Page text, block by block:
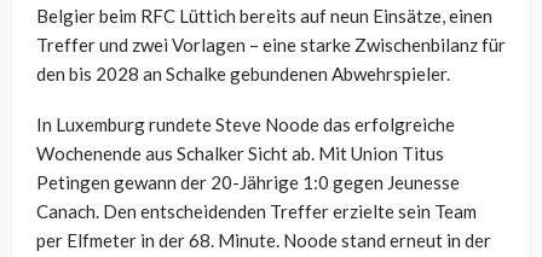
Belgier beim RFC Lüttich bereits auf neun Einsätze, einen
Treffer und zwei Vorlagen – eine starke Zwischenbilanz für
den bis 2028 an Schalke gebundenen Abwehrspieler.
In Luxemburg rundete Steve Noode das erfolgreiche
Wochenende aus Schalker Sicht ab. Mit Union Titus
Petingen gewann der 20-Jährige 1:0 gegen Jeunesse
Canach. Den entscheidenden Treffer erzielte sein Team
per Elfmeter in der 68. Minute. Noode stand erneut in der